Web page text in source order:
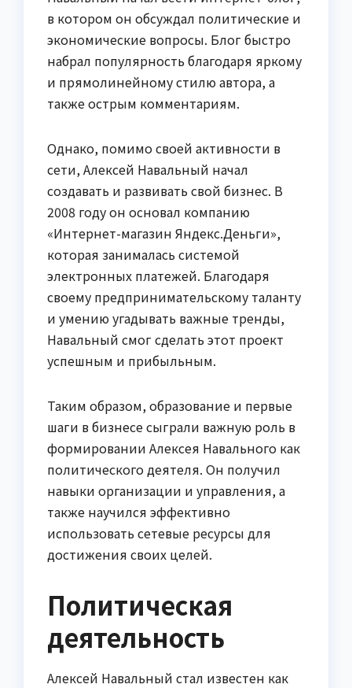
в котором он обсуждал политические и
экономические вопросы. Блог быстро
набрал популярность благодаря яркому
и прямолинейному стилю автора, а
также острым комментариям.
Однако, помимо своей активности в
сети, Алексей Навальный начал
создавать и развивать свой бизнес. В
2008 году он основал компанию
«Интернет-магазин Яндекс.Деньги»,
которая занималась системой
электронных платежей. Благодаря
своему предпринимательскому таланту
и умению угадывать важные тренды,
Навальный смог сделать этот проект
успешным и прибыльным.
Таким образом, образование и первые
шаги в бизнесе сыграли важную роль в
формировании Алексея Навального как
политического деятеля. Он получил
навыки организации и управления, а
также научился эффективно
использовать сетевые ресурсы для
достижения своих целей.
Политическая
деятельность
Алексей Навальный стал известен как